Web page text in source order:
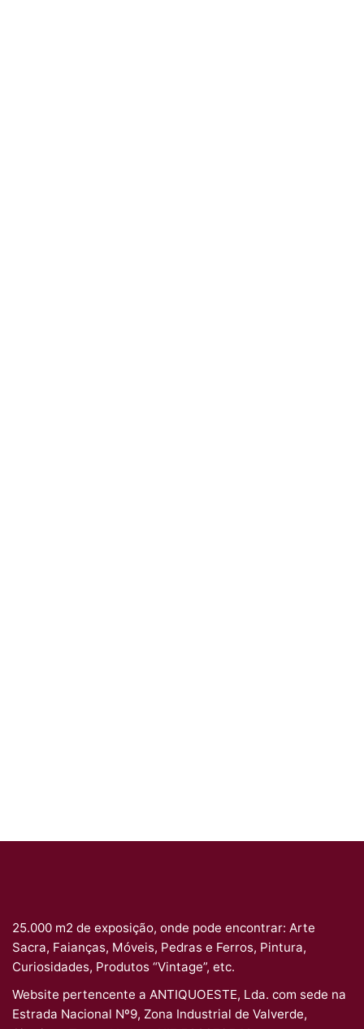
25.000 m2 de exposição, onde pode encontrar: Arte
Sacra, Faianças, Móveis, Pedras e Ferros, Pintura,
Curiosidades, Produtos “Vintage”, etc.
Website pertencente a ANTIQUOESTE, Lda. com sede na
Estrada Nacional Nº9, Zona Industrial de Valverde,